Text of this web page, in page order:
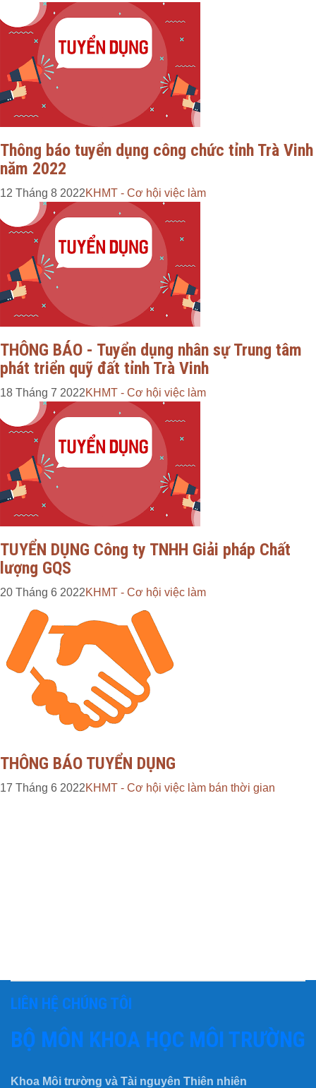
Thông báo tuyển dụng công chức tỉnh Trà Vinh
năm 2022
12 Tháng 8 2022KHMT - Cơ hội việc làm
THÔNG BÁO - Tuyển dụng nhân sự Trung tâm
phát triển quỹ đất tỉnh Trà Vinh
18 Tháng 7 2022KHMT - Cơ hội việc làm
TUYỂN DỤNG Công ty TNHH Giải pháp Chất
lượng GQS
20 Tháng 6 2022KHMT - Cơ hội việc làm
THÔNG BÁO TUYỂN DỤNG
17 Tháng 6 2022KHMT - Cơ hội việc làm bán thời gian
LIÊN HỆ CHÚNG TÔI
BỘ MÔN KHOA HỌC MÔI TRƯỜNG
Khoa Môi trường và Tài nguyên Thiên nhiên